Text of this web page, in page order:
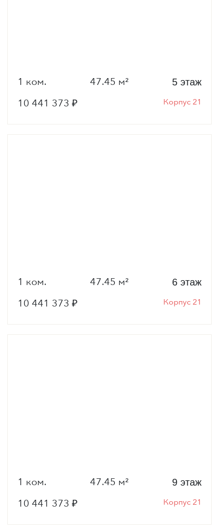
1 ком. 47.45 м²
Корпус 21
5 этаж
10 441 373 ₽
1 ком. 47.45 м²
Корпус 21
6 этаж
10 441 373 ₽
1 ком. 47.45 м²
Корпус 21
9 этаж
10 441 373 ₽